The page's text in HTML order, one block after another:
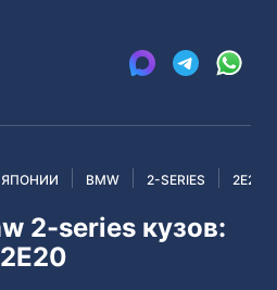
BMW 2-SERIES 2E20
2-series кузов:
2E20